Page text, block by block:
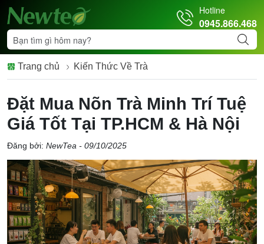
Hotline
0945.866.468
Trang chủ Kiến Thức Về Trà
Đặt Mua Nõn Trà Minh Trí Tuệ
Giá Tốt Tại TP.HCM & Hà Nội
Đăng bởi: NewTea - 09/10/2025